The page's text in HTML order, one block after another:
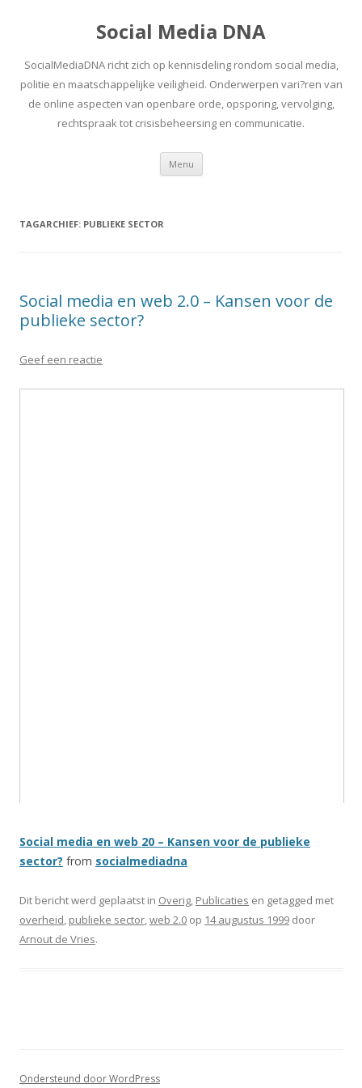
Social Media DNA
SocialMediaDNA richt zich op kennisdeling rondom social media,
politie en maatschappelijke veiligheid. Onderwerpen vari?ren van
de online aspecten van openbare orde, opsporing, vervolging,
rechtspraak tot crisisbeheersing en communicatie.
Menu Spring
inhoud
TAGARCHIEF: PUBLIEKE SECTOR
Social media en web 2.0 – Kansen voor de
publieke sector?
Geef een reactie
Social media en web 20 – Kansen voor de publieke
sector? from socialmediadna
Dit bericht werd geplaatst in Overig, Publicaties en getagged met
overheid, publieke sector,web 2.0 op 14 augustus 1999 door
Arnout de Vries.
Ondersteund door WordPress